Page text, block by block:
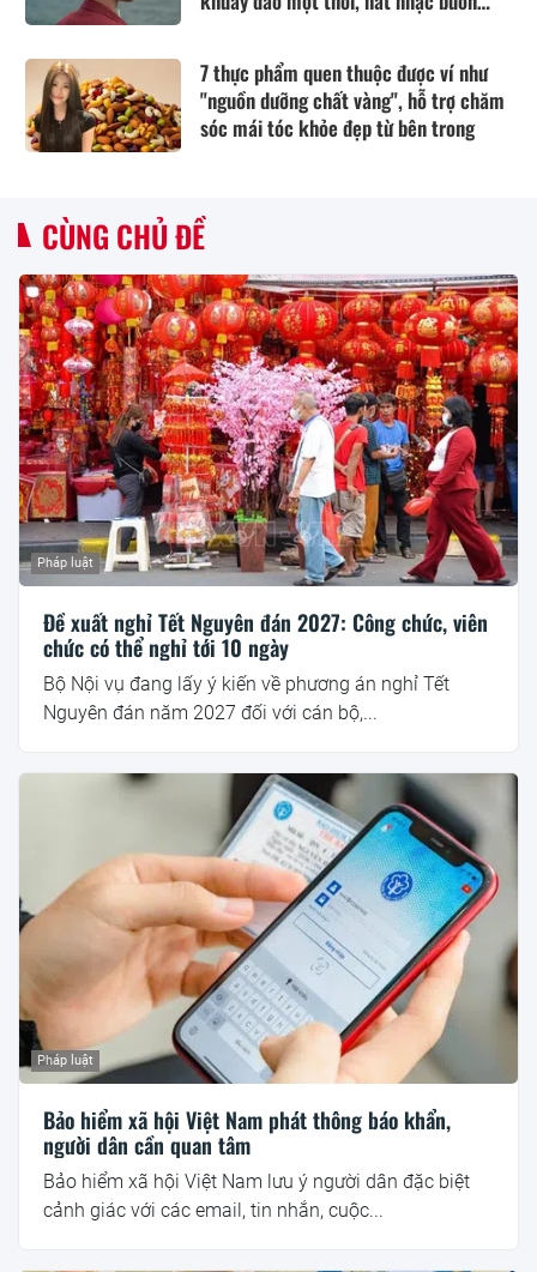
7 thực phẩm quen thuộc được ví như
"nguồn dưỡng chất vàng", hỗ trợ chăm
sóc mái tóc khỏe đẹp từ bên trong
CÙNG CHỦ ĐỀ
Pháp luật
Đề xuất nghỉ Tết Nguyên đán 2027: Công chức, viên
chức có thể nghỉ tới 10 ngày
Bộ Nội vụ đang lấy ý kiến về phương án nghỉ Tết
Nguyên đán năm 2027 đối với cán bộ,...
Pháp luật
Bảo hiểm xã hội Việt Nam phát thông báo khẩn,
người dân cần quan tâm
Bảo hiểm xã hội Việt Nam lưu ý người dân đặc biệt
cảnh giác với các email, tin nhắn, cuộc...